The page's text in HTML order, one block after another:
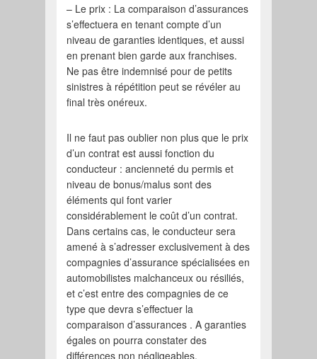
– Le prix : La comparaison d’assurances
s’effectuera en tenant compte d’un
niveau de garanties identiques, et aussi
en prenant bien garde aux franchises.
Ne pas être indemnisé pour de petits
sinistres à répétition peut se révéler au
final très onéreux.
Il ne faut pas oublier non plus que le prix
d’un contrat est aussi fonction du
conducteur : ancienneté du permis et
niveau de bonus/malus sont des
éléments qui font varier
considérablement le coût d’un contrat.
Dans certains cas, le conducteur sera
amené à s’adresser exclusivement à des
compagnies d’assurance spécialisées en
automobilistes malchanceux ou résiliés,
et c’est entre des compagnies de ce
type que devra s’effectuer la
comparaison d’assurances . A garanties
égales on pourra constater des
différences non négligeables.